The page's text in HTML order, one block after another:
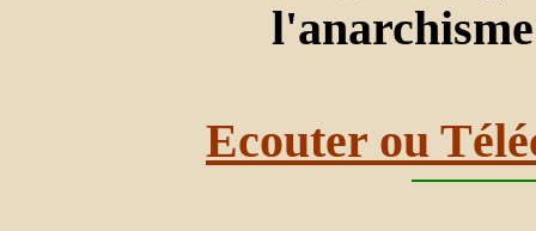
Ecouter ou